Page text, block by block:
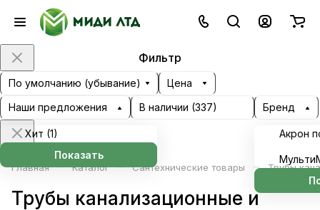
Фильтр
По умолчанию (убывание)
Цена
Наши предложения
Хит (1)
Показать
В наличии (337) Бренд
Акрон
Главная – Каталог – Сантехнические товары – Трубы
Трубы канализационные и